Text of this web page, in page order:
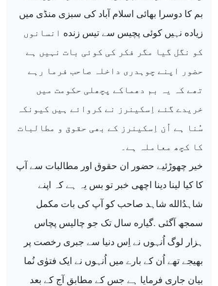
بم کا دوسرا بھائی اسلام آباد کی سبزی منڈی میں
زیادە نہیں کوئی پچیس سے تیس زندە انسانوں
کو نگل گیا مگر فکر کی کوئی بات نہیں ہے
حضور اپنے چوہدری داخلہ صاحب فرما رہے
تھے کہ یہ بم دھماکے پچھلی حکومت میں
خریدے گئے اِسکینرز نے کروائے ہیں کیونکہ
سُنا ہے اُن اِسکینرز کے بھی حقوق و مطالبات
کا کچھ معاملہ ہے۔
خیر چھوڑئیے حضور ان حقوق اور مطالبات سے آپ
کا کیا لینا دینا اچھی خبر تو بس یہ ہے کہ اپنے
شاہدُالله شاہد صاحب کو آپ کی بات مکمل
سمجھ آگئی .گیار ە سال تک جو چالیس پچاس
ہزار لوگ اُنہوں نے اِس دنیا سے جبری رخصت پر
بھیجے تھے اُن کے بارے میں اُنہوں نے ایک فتوٰی نُما
بیان جاری فرمایا ہے جس کے مطابق آج کے بعد